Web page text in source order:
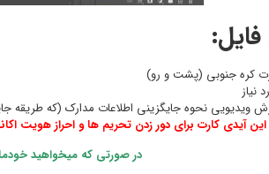
کره جنوبی (پشت و رو)
نیاز
این آیدی کارت برای دور زدن تحریم ها و احراز هویت
در صورتی که میخواهید